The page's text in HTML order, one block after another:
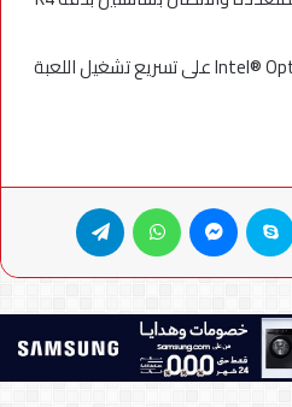
على تسريع تشغيل اللعبة
لينكدإن سكايب ماسنجر واتساب